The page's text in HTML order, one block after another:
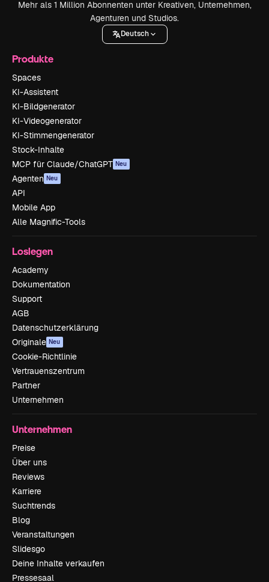
Mehr als 1 Million Abonnenten unter Kreativen, Unternehmen,
Agenturen und Studios.
Deutsch
Produkte
Spaces
KI-Assistent
KI-Bildgenerator
KI-Videogenerator
KI-Stimmengenerator
Stock-Inhalte
MCP für Claude/ChatGPT Neu
Agenten Neu
API
Mobile App
Alle Magnific-Tools
Loslegen
Academy
Dokumentation
Support
AGB
Datenschutzerklärung
Originale Neu
Cookie-Richtlinie
Vertrauenszentrum
Partner
Unternehmen
Unternehmen
Preise
Über uns
Reviews
Karriere
Suchtrends
Blog
Veranstaltungen
Slidesgo
Deine Inhalte verkaufen
Pressesaal